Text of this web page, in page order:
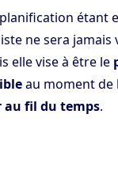
étant
ne sera jamais
elle vise à être le
au moment de
au fil du temps.